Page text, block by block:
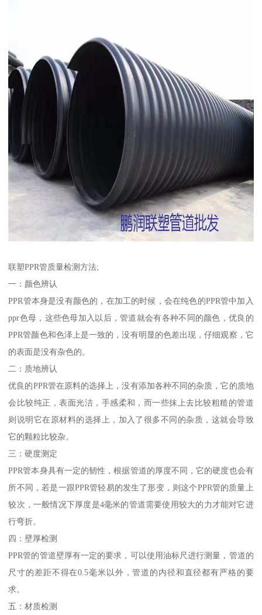
联塑PPR管质量检测方法;
一：颜色辨认
PPR管本身是没有颜色的，在加工的时候，会在纯色的PPR管中加入
ppr色母，这些色母加入以后，管道就会有各种不同的颜色，优良的
PPR管颜色和色泽上是一致的，没有明显的色差出现，仔细观察，它
的表面是没有杂色的。
二：质地辨认
优良的PPR管在原料的选择上，没有添加各种不同的杂质，它的质地
会比较纯正，表面光洁，手感柔和，而一些抹上去比较粗糙的管道
则说明它在原材料的选择上，加入了很多不同的杂质，这就会导致
它的颗粒比较杂。
三：硬度测定
PPR管本身具有一定的韧性，根据管道的厚度不同，它的硬度也会有
所不同，若是一跟PPR管轻易的发生了形变，则这个PPR管的质量上
较次，一般情况下厚度是4毫米的管道需要使用较大的力才能对它进
行弯折。
四：壁厚检测
PPR管的管道壁厚有一定的要求，可以使用油标尺进行测量，管道的
尺寸的差距不得在0.5毫米以外，管道的内径和直径都有严格的要
求。
五：材质检测